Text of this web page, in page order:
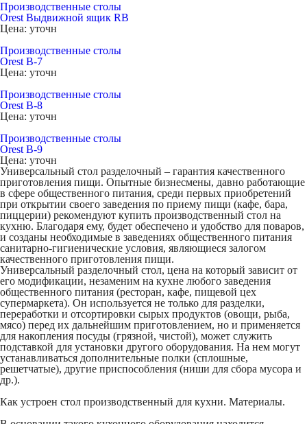
Производственные столы
Orest Выдвижной ящик RB
Цена: уточн
Производственные столы
Orest В-7
Цена: уточн
Производственные столы
Orest В-8
Цена: уточн
Производственные столы
Orest В-9
Цена: уточн
Универсальный стол разделочный – гарантия качественного
приготовления пищи. Опытные бизнесмены, давно работающие
в сфере общественного питания, среди первых приобретений
при открытии своего заведения по приему пищи (кафе, бара,
пиццерии) рекомендуют купить производственный стол на
кухню. Благодаря ему, будет обеспечено и удобство для поваров,
и созданы необходимые в заведениях общественного питания
санитарно-гигиенические условия, являющиеся залогом
качественного приготовления пищи.
Универсальный разделочный стол, цена на который зависит от
его модификации, незаменим на кухне любого заведения
общественного питания (ресторан, кафе, пищевой цех
супермаркета). Он используется не только для разделки,
переработки и отсортировки сырых продуктов (овощи, рыба,
мясо) перед их дальнейшим приготовлением, но и применяется
для накопления посуды (грязной, чистой), может служить
подставкой для установки другого оборудования. На нем могут
устанавливаться дополнительные полки (сплошные,
решетчатые), другие приспособления (ниши для сбора мусора и
др.).
Как устроен стол производственный для кухни. Материалы.